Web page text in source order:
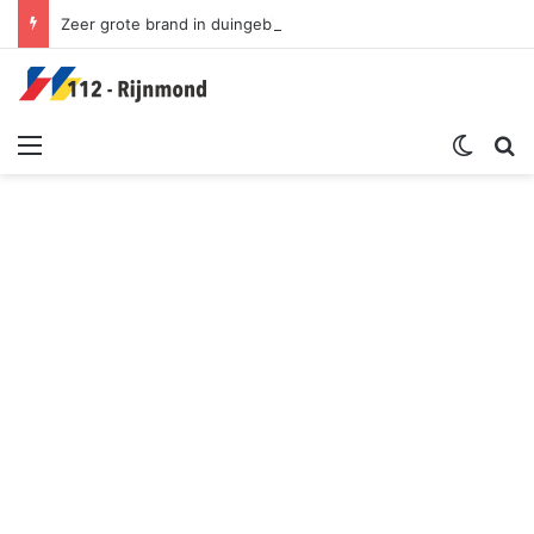
Zeer grote brand in duingebied | Oosterduinpad Ouddorp
Menu Switch